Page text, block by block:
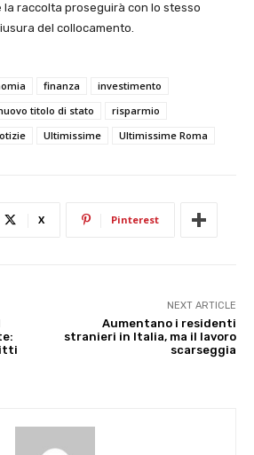
la raccolta proseguirà con lo stesso
del collocamento.
finanza
investimento
titolo di stato
risparmio
Ultimissime Ultimissime Roma
X Pinterest
NEXT ARTICLE
Aumentano i residenti
stranieri in Italia, ma il lavoro
scarseggia